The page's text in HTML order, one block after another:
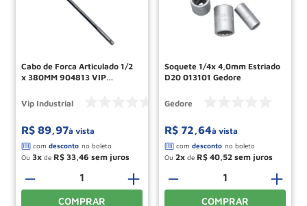
Cabo de Forca Articulado 1/2
x 380MM 904813 VIP
Vip Industrial
R$ 89,97à vista
Ou 3 de R$ 33 46
＋
－
COMPRAR
Soquete 1/4x 4,0mm Estriado
D20 013101 Gedore
Gedore
R$ 72,64à vista
Ou 2 de R$ 40 52
＋
－
COMPRAR